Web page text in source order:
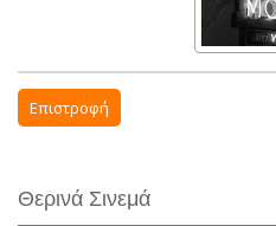
Επιστροφή
Θερινά Σινεμά